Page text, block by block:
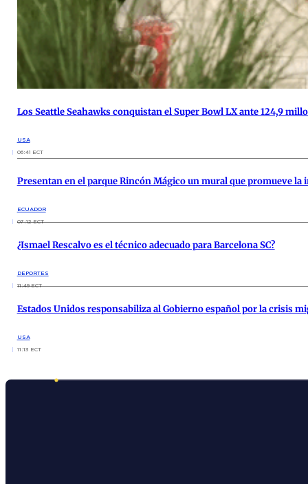
Los Seattle Seahawks conquistan el Super Bowl LX ante 124,9
USA
06:41 ECT
Presentan en el parque Rincón Mágico un mural que promueve la
ECUADOR
07:12 ECT
¿Ismael Rescalvo es el técnico adecuado para Barcelona SC?
DEPORTES
11:49 ECT
Estados Unidos responsabiliza al Gobierno español por la crisis
USA
11:13 ECT